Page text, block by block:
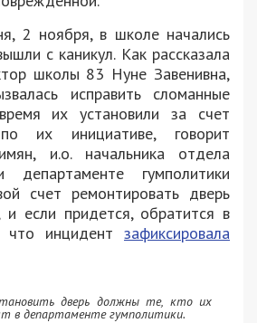
2 ноября, в школе начались
с каникул. Как рассказала
школы 83 Нуне Завенивна,
исправить сломанные
их установили за счет
их инициативе, говорит
и.о. начальника отдела
департаменте гумполитики
счет ремонтировать дверь
если придется, обратится в
что инцидент зафиксировала
дверь должны те, кто их
в департаменте гумполитики.